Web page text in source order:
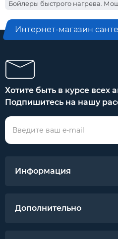
Бойлеры быстрого нагрева.
Интернет-магазин
Хотите быть в курсе всех
Подпишитесь на нашу
Информация
Дополнительно